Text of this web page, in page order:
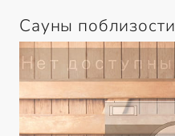
Сауны поблизости